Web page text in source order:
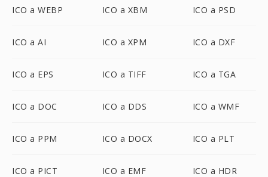
ICO a WEBP ICO a XBM ICO a PSD
ICO a AI ICO a XPM ICO a DXF
ICO a EPS ICO a TIFF ICO a TGA
ICO a DOC ICO a DDS ICO a WMF
ICO a PPM ICO a DOCX ICO a PLT
ICO a PICT ICO a EMF ICO a HDR